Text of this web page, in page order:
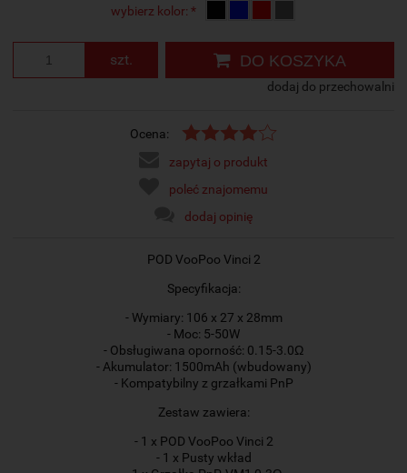
wybierz kolor: *
szt. DO KOSZYKA
dodaj do przechowalni
Ocena:
zapytaj o produkt
poleć znajomemu
dodaj opinię
POD VooPoo Vinci 2
Specyfikacja:
- Wymiary: 106 x 27 x 28mm
- Moc: 5-50W
- Obsługiwana oporność: 0.15-3.0Ω
- Akumulator: 1500mAh (wbudowany)
- Kompatybilny z grzałkami PnP
Zestaw zawiera:
- 1 x POD VooPoo Vinci 2
- 1 x Pusty wkład